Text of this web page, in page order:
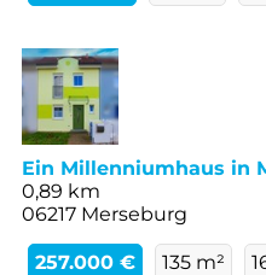
Ein Millenniumhaus in
0,89 km
06217 Merseburg
257.000 € 135 m²